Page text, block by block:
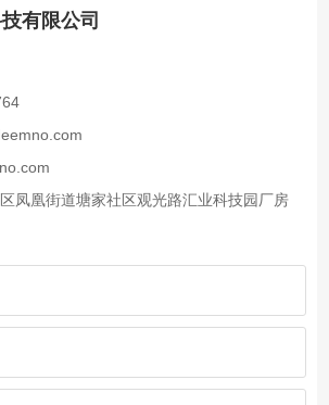
有限公司
凤凰街道塘家社区观光路汇业科技园厂房